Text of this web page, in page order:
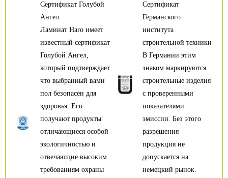
Сертификат Голубой
Ангел
Ламинат Haro имеет
известный сертификат
Голубой Ангел,
который подтверждает
что выбранный вами
пол безопасен для
здоровья. Его
получают продукты
отличающиеся особой
экологичностью и
отвечающие высоким
требованиям охраны
Сертификат
Германского
института
строительной техники
В Германии этим
знаком маркируются
строительные изделия
с проверенными
показателями
эмиссии. Без этого
разрешения
продукция не
допускается на
немецкий рынок.